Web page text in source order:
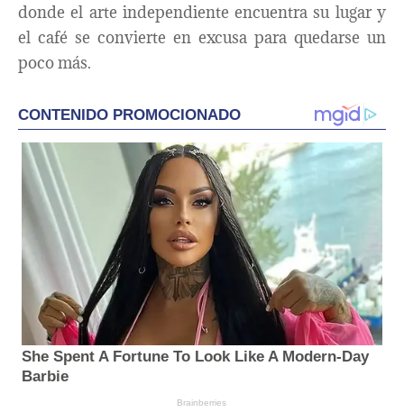
donde el arte independiente encuentra su lugar y
el café se convierte en excusa para quedarse un
poco más.